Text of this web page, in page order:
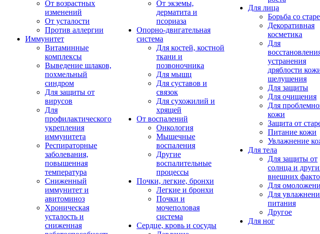
От возрастных
изменений
От усталости
Против аллергии
Иммунитет
Витаминные
комплексы
Выведение шлаков,
похмельный
синдром
Для защиты от
вирусов
Для
профилактического
укрепления
иммунитета
Респираторные
заболевания,
повышенная
температура
Сниженный
иммунитет и
авитоминоз
Хроническая
усталость и
сниженная
От экземы,
дерматита и
псориаза
Опорно-двигательная
система
Для костей, костной
ткани и
позвоночника
Для мышц
Для суставов и
связок
Для сухожилий и
хрящей
От воспалений
Онкология
Мышечные
воспаления
Другие
воспалительные
процессы
Почки, легкие, бронхи
Легкие и бронхи
Почки и
мочеполовая
система
Сердце, кровь и сосуды
Для лица
Борьба со
Декоративная
косметика
Для
устранения
дряблости
шелушения
Для защиты
Для очищения
Для
кожи
Защита от
Питание кожи
Увлажнение
Для тела
Для защиты от
солнца и
внешних
Для
Для
питания
Другое
Для ног